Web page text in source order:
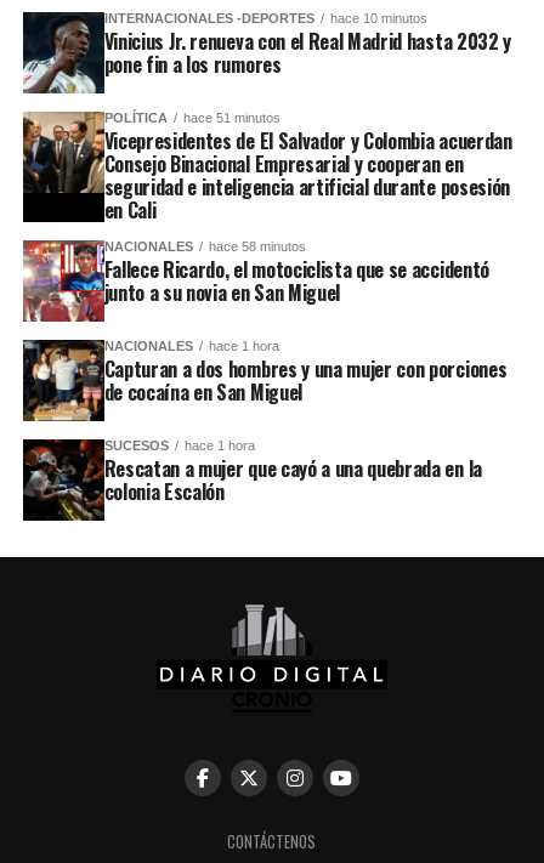
INTERNACIONALES -DEPORTES hace 10 minutos
Vinicius Jr. renueva con el Real Madrid hasta 2032 y
pone fin a los rumores
POLÍTICA hace 51 minutos
Vicepresidentes de El Salvador y Colombia acuerdan
Consejo Binacional Empresarial y cooperan en
seguridad e inteligencia artificial durante posesión
en Cali
NACIONALES hace 58 minutos
Fallece Ricardo, el motociclista que se accidentó
junto a su novia en San Miguel
NACIONALES hace 1 hora
Capturan a dos hombres y una mujer con porciones
de cocaína en San Miguel
SUCESOS hace 1 hora
Rescatan a mujer que cayó a una quebrada en la
colonia Escalón
CONTÁCTENOS